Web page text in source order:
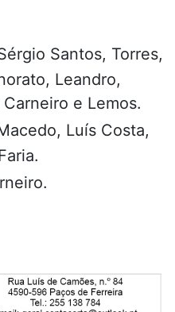
Santos, Torres,
Leandro,
e Lemos.
Luís Costa,